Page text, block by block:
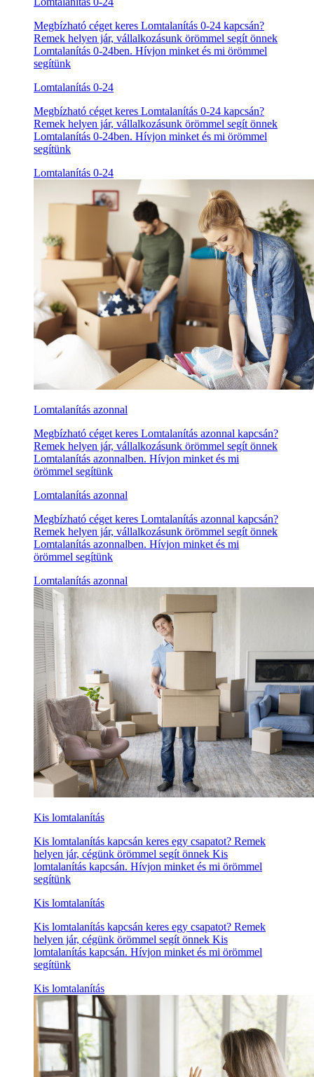
Megbízható céget keres Lomtalanítás 0-24 kapcsán?
Remek helyen jár, vállalkozásunk örömmel segít önnek
Lomtalanítás 0-24ben. Hívjon minket és mi örömmel
segítünk
Lomtalanítás 0-24
Megbízható céget keres Lomtalanítás 0-24 kapcsán?
Remek helyen jár, vállalkozásunk örömmel segít önnek
Lomtalanítás 0-24ben. Hívjon minket és mi örömmel
segítünk
Lomtalanítás 0-24
Lomtalanítás azonnal
Megbízható céget keres Lomtalanítás azonnal kapcsán?
Remek helyen jár, vállalkozásunk örömmel segít önnek
Lomtalanítás azonnalben. Hívjon minket és mi
örömmel segítünk
Lomtalanítás azonnal
Megbízható céget keres Lomtalanítás azonnal kapcsán?
Remek helyen jár, vállalkozásunk örömmel segít önnek
Lomtalanítás azonnalben. Hívjon minket és mi
örömmel segítünk
Lomtalanítás azonnal
Kis lomtalanítás
Kis lomtalanítás kapcsán keres egy csapatot? Remek
helyen jár, cégünk örömmel segít önnek Kis
lomtalanítás kapcsán. Hívjon minket és mi örömmel
segítünk
Kis lomtalanítás
Kis lomtalanítás kapcsán keres egy csapatot? Remek
helyen jár, cégünk örömmel segít önnek Kis
lomtalanítás kapcsán. Hívjon minket és mi örömmel
segítünk
Kis lomtalanítás